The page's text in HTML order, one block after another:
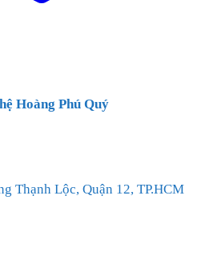
Hoàng Phú Quý
Thạnh Lộc, Quận 12, TP.HCM